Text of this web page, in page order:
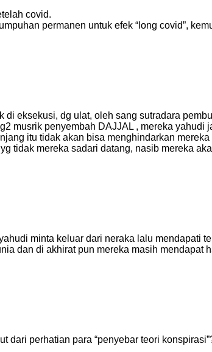
covid.
permanen untuk efek “long covid”,
eksekusi, dg ulat, oleh sang sutradara
musrik penyembah DAJJAL , mereka
itu tidak akan bisa menghindarkan
tidak mereka sadari datang, nasib mereka
minta keluar dari neraka lalu mendapati
dan di akhirat pun mereka masih
dari perhatian para “penyebar teori